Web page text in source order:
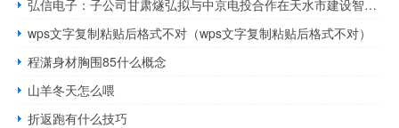
弘信电子：子公司甘肃燧弘拟与中京电投合作在天水市建设智算中心项目投资总额约10亿元
wps文字复制粘贴后格式不对（wps文字复制粘贴后格式不对）
程潇身材胸围85什么概念
山羊冬天怎么喂
折返跑有什么技巧